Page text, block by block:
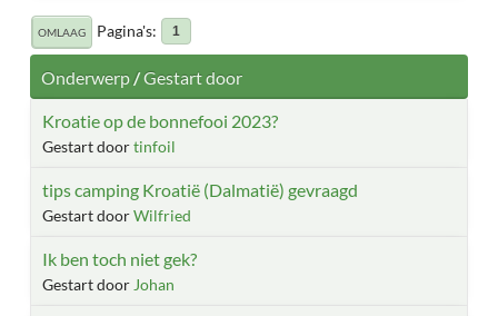
OMLAAG Pagina's 1
Onderwerp/Gestart door
Kroatie op de bonnefooi 2023?
Gestart doortinfoil
tips camping Kroatië (Dalmatië) gevraagd
Gestart doorWilfried
Ik ben toch niet gek?
Gestart door Johan